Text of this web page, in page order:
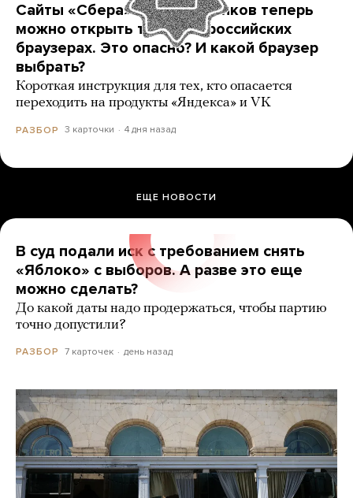
Сайты «Сбера» и других банков теперь
можно открыть только в российских
браузерах. Это опасно? И какой браузер
выбрать?
Короткая инструкция для тех, кто опасается
переходить на продукты «Яндекса» и VK
РАЗБОР 3 карточки 4 дня назад
ЕЩЕ НОВОСТИ
В суд подали иск с требованием снять
«Яблоко» с выборов. А разве это еще
можно сделать?
До какой даты надо продержаться, чтобы партию
точно допустили?
РАЗБОР 7 карточек день назад